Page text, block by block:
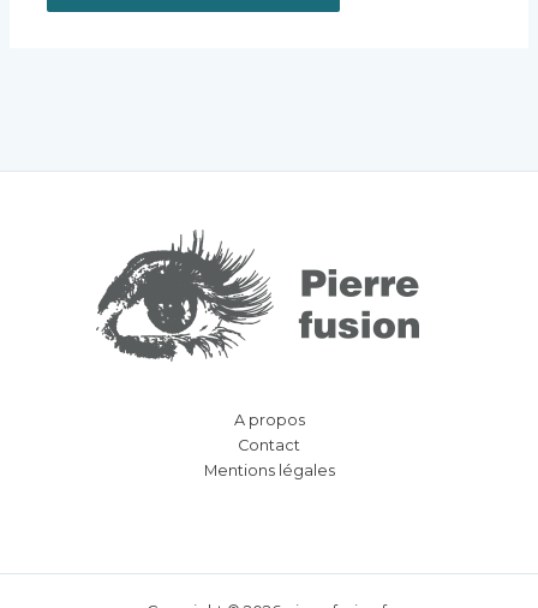
A propos
Contact
Mentions légales